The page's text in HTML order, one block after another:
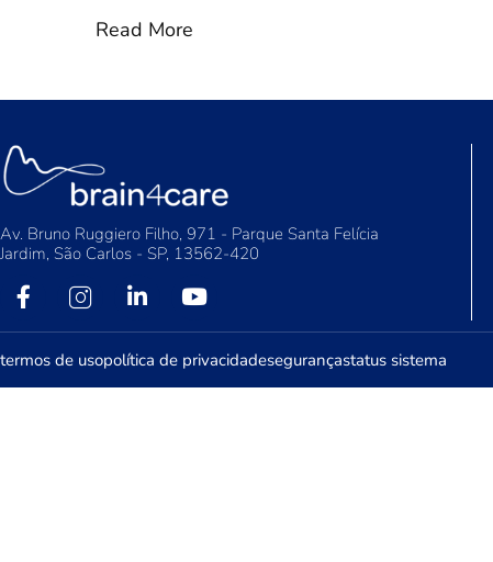
Read More
Av. Bruno Ruggiero Filho, 971 - Parque Santa Felícia
Jardim, São Carlos - SP, 13562-420
termos de usopolítica de privacidadesegurançastatus sistema